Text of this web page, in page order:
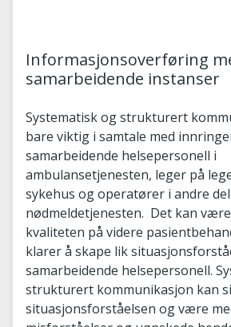
Informasjonsoverføring
samarbeidende instanser
Systematisk og strukturert
bare viktig i samtale med
samarbeidende helsepersonell i
ambulansetjenesten, leger på
sykehus og operatører i andre
nødmeldetjenesten. Det kan
kvaliteten på videre
klarer å skape lik
samarbeidende helsepersonell.
strukturert kommunikasjon kan
situasjonsforståelsen og være